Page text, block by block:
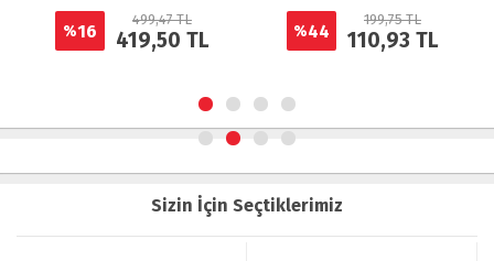
%16
499,47 TL
419,50 TL %44
199,75 TL
110,93 TL
Sizin İçin Seçtiklerimiz